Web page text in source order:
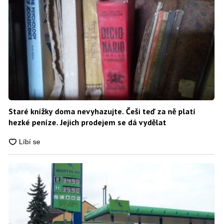
Staré knížky doma nevyhazujte. Češi teď za ně platí
hezké peníze. Jejich prodejem se dá vydělat